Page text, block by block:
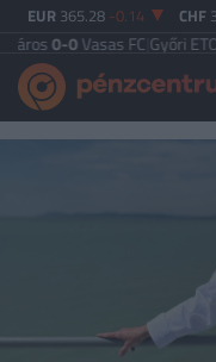
EUR 365.28 -0.14 CHF
Vasas FC|Győri ETO FC4-0